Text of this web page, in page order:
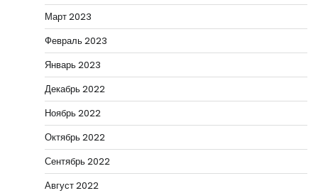
Март 2023
Февраль 2023
Январь 2023
Декабрь 2022
Ноябрь 2022
Октябрь 2022
Сентябрь 2022
Август 2022